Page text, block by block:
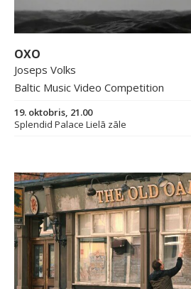
OXO
Joseps Volks
Baltic Music Video Competition
19. oktobris, 21.00
Splendid Palace Lielā zāle